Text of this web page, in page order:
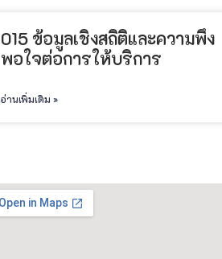
015 ข้อมูลเชิงสถิติและความพึง
พอใจต่อการให้บริการ
อ่านเพิ่มเติม »